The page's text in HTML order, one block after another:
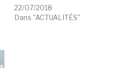
22/07/2018
Dans "ACTUALITÉS"